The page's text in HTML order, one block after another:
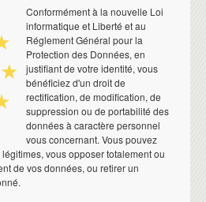
Conformément à la nouvelle Loi
informatique et Liberté et au
Réglement Général pour la
Protection des Données, en
justifiant de votre identité, vous
bénéficiez d'un droit de
rectification, de modification, de
suppression ou de portabilité des
données à caractère personnel
vous concernant. Vous pouvez
vous opposer totalement ou
de vos données, ou retirer un